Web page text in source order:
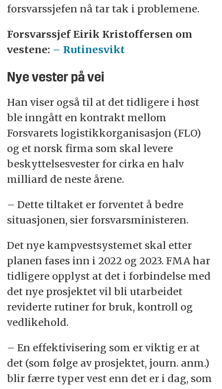
forsvarssjefen nå tar tak i problemene.
Forsvarssjef Eirik Kristoffersen om
vestene: – Rutinesvikt
Nye vester på vei
Han viser også til at det tidligere i høst
ble inngått en kontrakt mellom
Forsvarets logistikkorganisasjon (FLO)
og et norsk firma som skal levere
beskyttelsesvester for cirka en halv
milliard de neste årene.
– Dette tiltaket er forventet å bedre
situasjonen, sier forsvarsministeren.
Det nye kampvestsystemet skal etter
planen fases inn i 2022 og 2023. FMA har
tidligere opplyst at det i forbindelse med
det nye prosjektet vil bli utarbeidet
reviderte rutiner for bruk, kontroll og
vedlikehold.
– En effektivisering som er viktig er at
det (som følge av prosjektet, journ. anm.)
blir færre typer vest enn det er i dag, som